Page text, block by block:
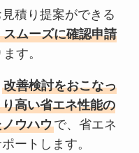
積り提案ができる
ムーズに確認申請
す。
改善検討をおこなっ
高い省エネ性能の
ウハウで、省エネ
ートします。